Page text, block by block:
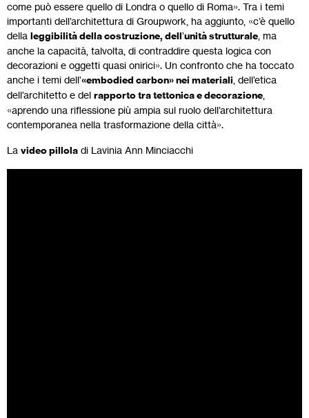
come può essere quello di Londra o quello di Roma». Tra i temi
importanti dell’architettura di Groupwork, ha aggiunto, «c’è quello
della leggibilità della costruzione, dell’unità strutturale, ma
anche la capacità, talvolta, di contraddire questa logica con
decorazioni e oggetti quasi onirici». Un confronto che ha toccato
anche i temi dell’«embodied carbon» nei materiali, dell’etica
dell’architetto e del rapporto tra tettonica e decorazione,
«aprendo una riflessione più ampia sul ruolo dell’architettura
contemporanea nella trasformazione della città».
La video pillola di Lavinia Ann Minciacchi